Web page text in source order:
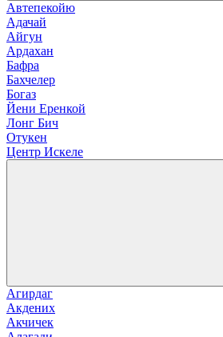
Автепекойю
Адачай
Айгун
Ардахан
Бафра
Бахчелер
Богаз
Йени Еренкой
Лонг Бич
Отукен
Центр Искеле
Агирдаг
Акдених
Акчичек